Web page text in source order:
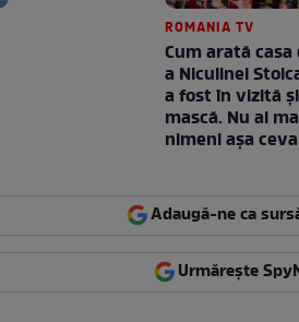
ROMANIA TV
Cum arată
a Niculinei
a fost în vizită
mască. Nu ai
nimeni așa
Adaugă-ne ca
Urmărește